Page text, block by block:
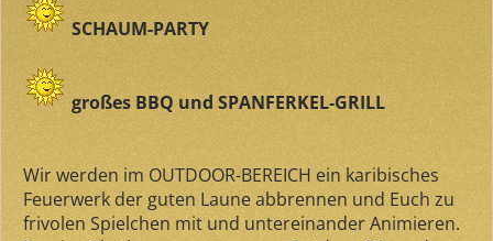
SCHAUM-PARTY
großes BBQ und SPANFERKEL-GRILL
Wir werden im OUTDOOR-BEREICH ein karibisches
Feuerwerk der guten Laune abbrennen und Euch zu
frivolen Spielchen mit und untereinander Animieren.